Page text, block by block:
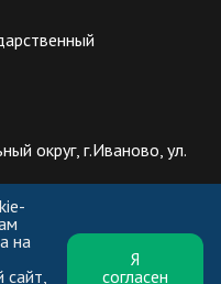
округ, г.Иваново, ул.
+7 (4932) 32-62-
на
сайт,
Я
согласен